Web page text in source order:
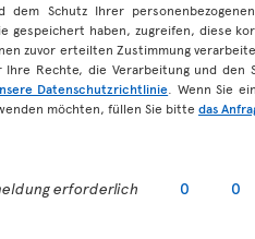
dem Schutz Ihrer
gespeichert haben, zugreifen, diese
zuvor erteilten Zustimmung
Rechte, die Verarbeitung und den
Datenschutzrichtlinie . Wenn Sie
möchten, füllen Sie bitte das
erforderlich 0 0